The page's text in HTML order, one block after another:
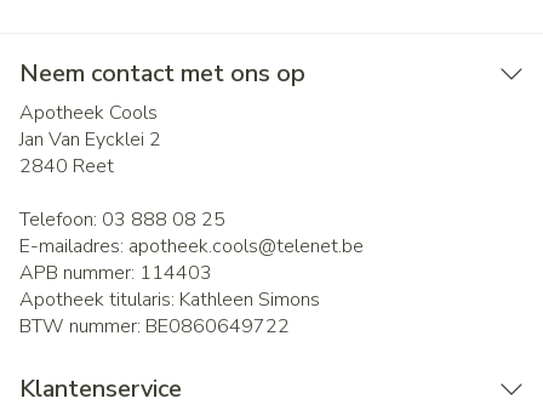
Neem contact met ons op
Apotheek Cools
Jan Van Eycklei 2
2840 Reet
Telefoon: 03 888 08 25
E-mailadres: apotheek.cools@telenet.be
APB nummer: 114403
Apotheek titularis: Kathleen Simons
BTW nummer: BE0860649722
Klantenservice